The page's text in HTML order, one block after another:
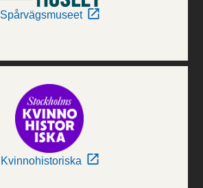
Spårvägsmuseet
Kvinnohistoriska